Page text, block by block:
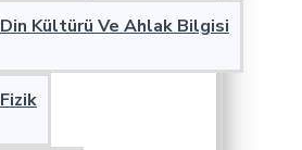
Din Kültürü Ve Ahlak Bilgisi
Fizik